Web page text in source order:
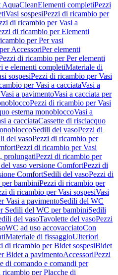
AquaCleanElementi completiPezzi
Vasi sospesiPezzi di ricambio per
di ricambio per Vasi a
di ricambio per Elementi
per Per vasi
AccessoriPer elementi
di ricambio per Per elementi
e elementi completiMateriale di
sospesiPezzi di ricambio per Vasi
per Vasi a cacciataVasi a
a pavimentoVasi a cacciata per
Pezzi di ricambio per Vasi
esterna monobloccoVasi a
a cacciataCassette di risciacquo
Sedili del vasoPezzi di
del vasoPezzi di ricambio per
Pezzi di ricambio per Vasi
prolungatiPezzi di ricambio per
vaso versione ComfortPezzi di
ComfortSedili del vasoPezzi di
per bambiniPezzi di ricambio per
di ricambio per Vasi sospesiVasi
Vasi a pavimentoSedili del WC
Sedili del WC per bambiniSedili
del vasoTavolette del vasoPezzi
WC ad uso accovacciatoCon
Materiale di fissaggioUlteriori
di ricambio per Bidet sospesiBidet
Bidet a pavimentoAccessoriPezzi
di comando e comandi per
ricambio per Placche di